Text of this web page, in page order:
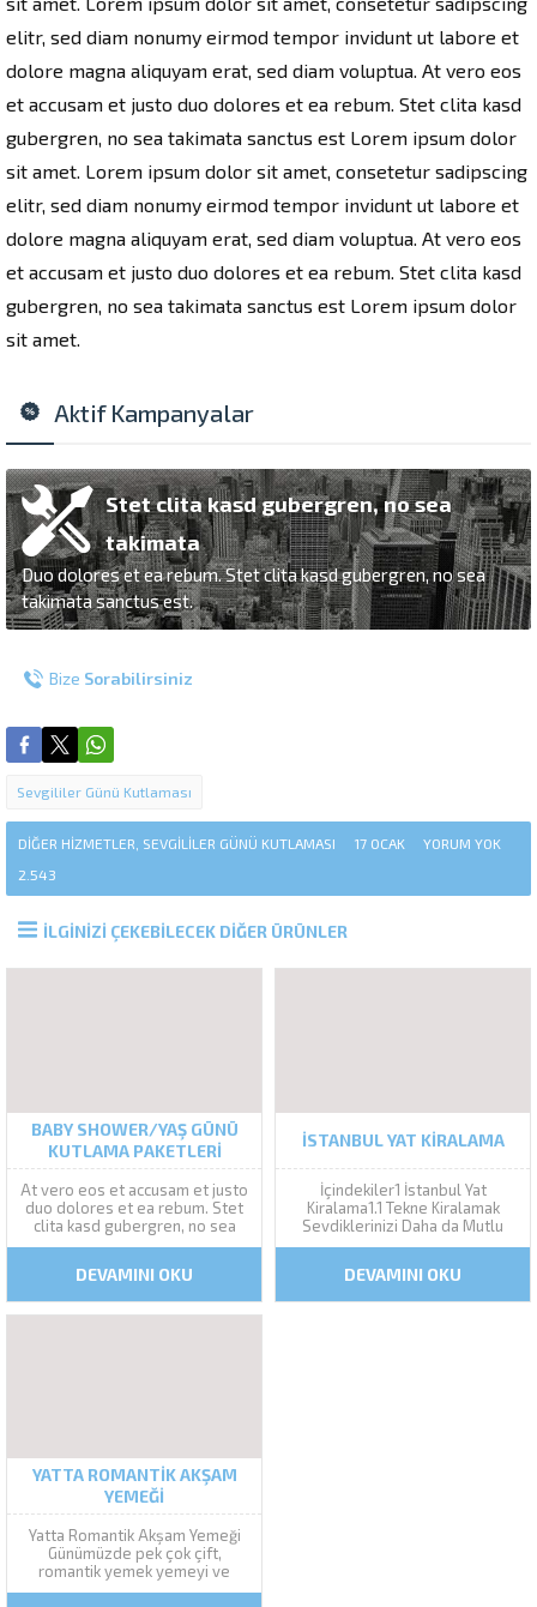
elitr, sed diam nonumy eirmod tempor invidunt ut labore et
dolore magna aliquyam erat, sed diam voluptua. At vero eos
et accusam et justo duo dolores et ea rebum. Stet clita kasd
gubergren, no sea takimata sanctus est Lorem ipsum dolor
sit amet. Lorem ipsum dolor sit amet, consetetur sadipscing
elitr, sed diam nonumy eirmod tempor invidunt ut labore et
dolore magna aliquyam erat, sed diam voluptua. At vero eos
et accusam et justo duo dolores et ea rebum. Stet clita kasd
gubergren, no sea takimata sanctus est Lorem ipsum dolor
sit amet.
Aktif Kampanyalar
Stet clita kasd gubergren, no sea
takimata
Duo dolores et ea rebum. Stet clita kasd gubergren, no sea
takimata sanctus est.
Bize Sorabilirsiniz
Sevgililer Günü Kutlaması
DIĞER HIZMETLER SEVGILILER GÜNÜ KUTLAMASI 17 OCAK
YORUM YOK
2.543
İLGİNİZİ ÇEKEBİLECEK DİĞER ÜRÜNLER
BABY SHOWER/YAŞ GÜNÜ
KUTLAMA PAKETLERI
At vero eos et accusam et justo
duo dolores et ea rebum. Stet
clita kasd gubergren, no sea
takimata sanctus est Lorem
ipsum dolor sit amet,
consetetur sadipscing elitr, sed
diam nonumy eirmod tempor
DEVAMINI OKU
İSTANBUL YAT KIRALAMA
İçindekiler1 İstanbul Yat
Kiralama1.1 Tekne Kiralamak
Sevdiklerinizi Daha da Mutlu
Eder1.1.1 İstanbul Yat Kiralama
tekne kiralama1.1.1.1.1 Saatlik
Tekne Turları Neler Sunuyor?
DEVAMINI OKU
YATTA ROMANTIK AKŞAM
YEMEĞI
Yatta Romantik Akşam Yemeği
Günümüzde pek çok çift,
romantik yemek yemeyi ve
özellikle bu yemeği daha